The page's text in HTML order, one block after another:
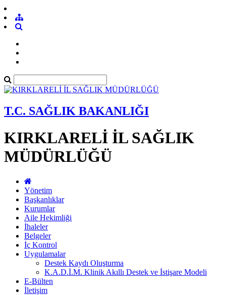
T.C. SAĞLIK BAKANLIĞI
KIRKLARELİ İL SAĞLIK
MÜDÜRLÜĞÜ
Yönetim
Başkanlıklar
Kurumlar
Aile Hekimliği
İhaleler
Belgeler
İç Kontrol
Uygulamalar
Destek Kaydı Oluşturma
K.A.D.İ.M. Klinik Akıllı Destek ve İstişare Modeli
E-Bülten
İletişim